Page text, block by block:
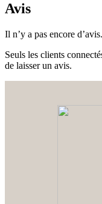
Avis
Il n’y a pas encore d’avis.
Seuls les clients
de laisser un avis.